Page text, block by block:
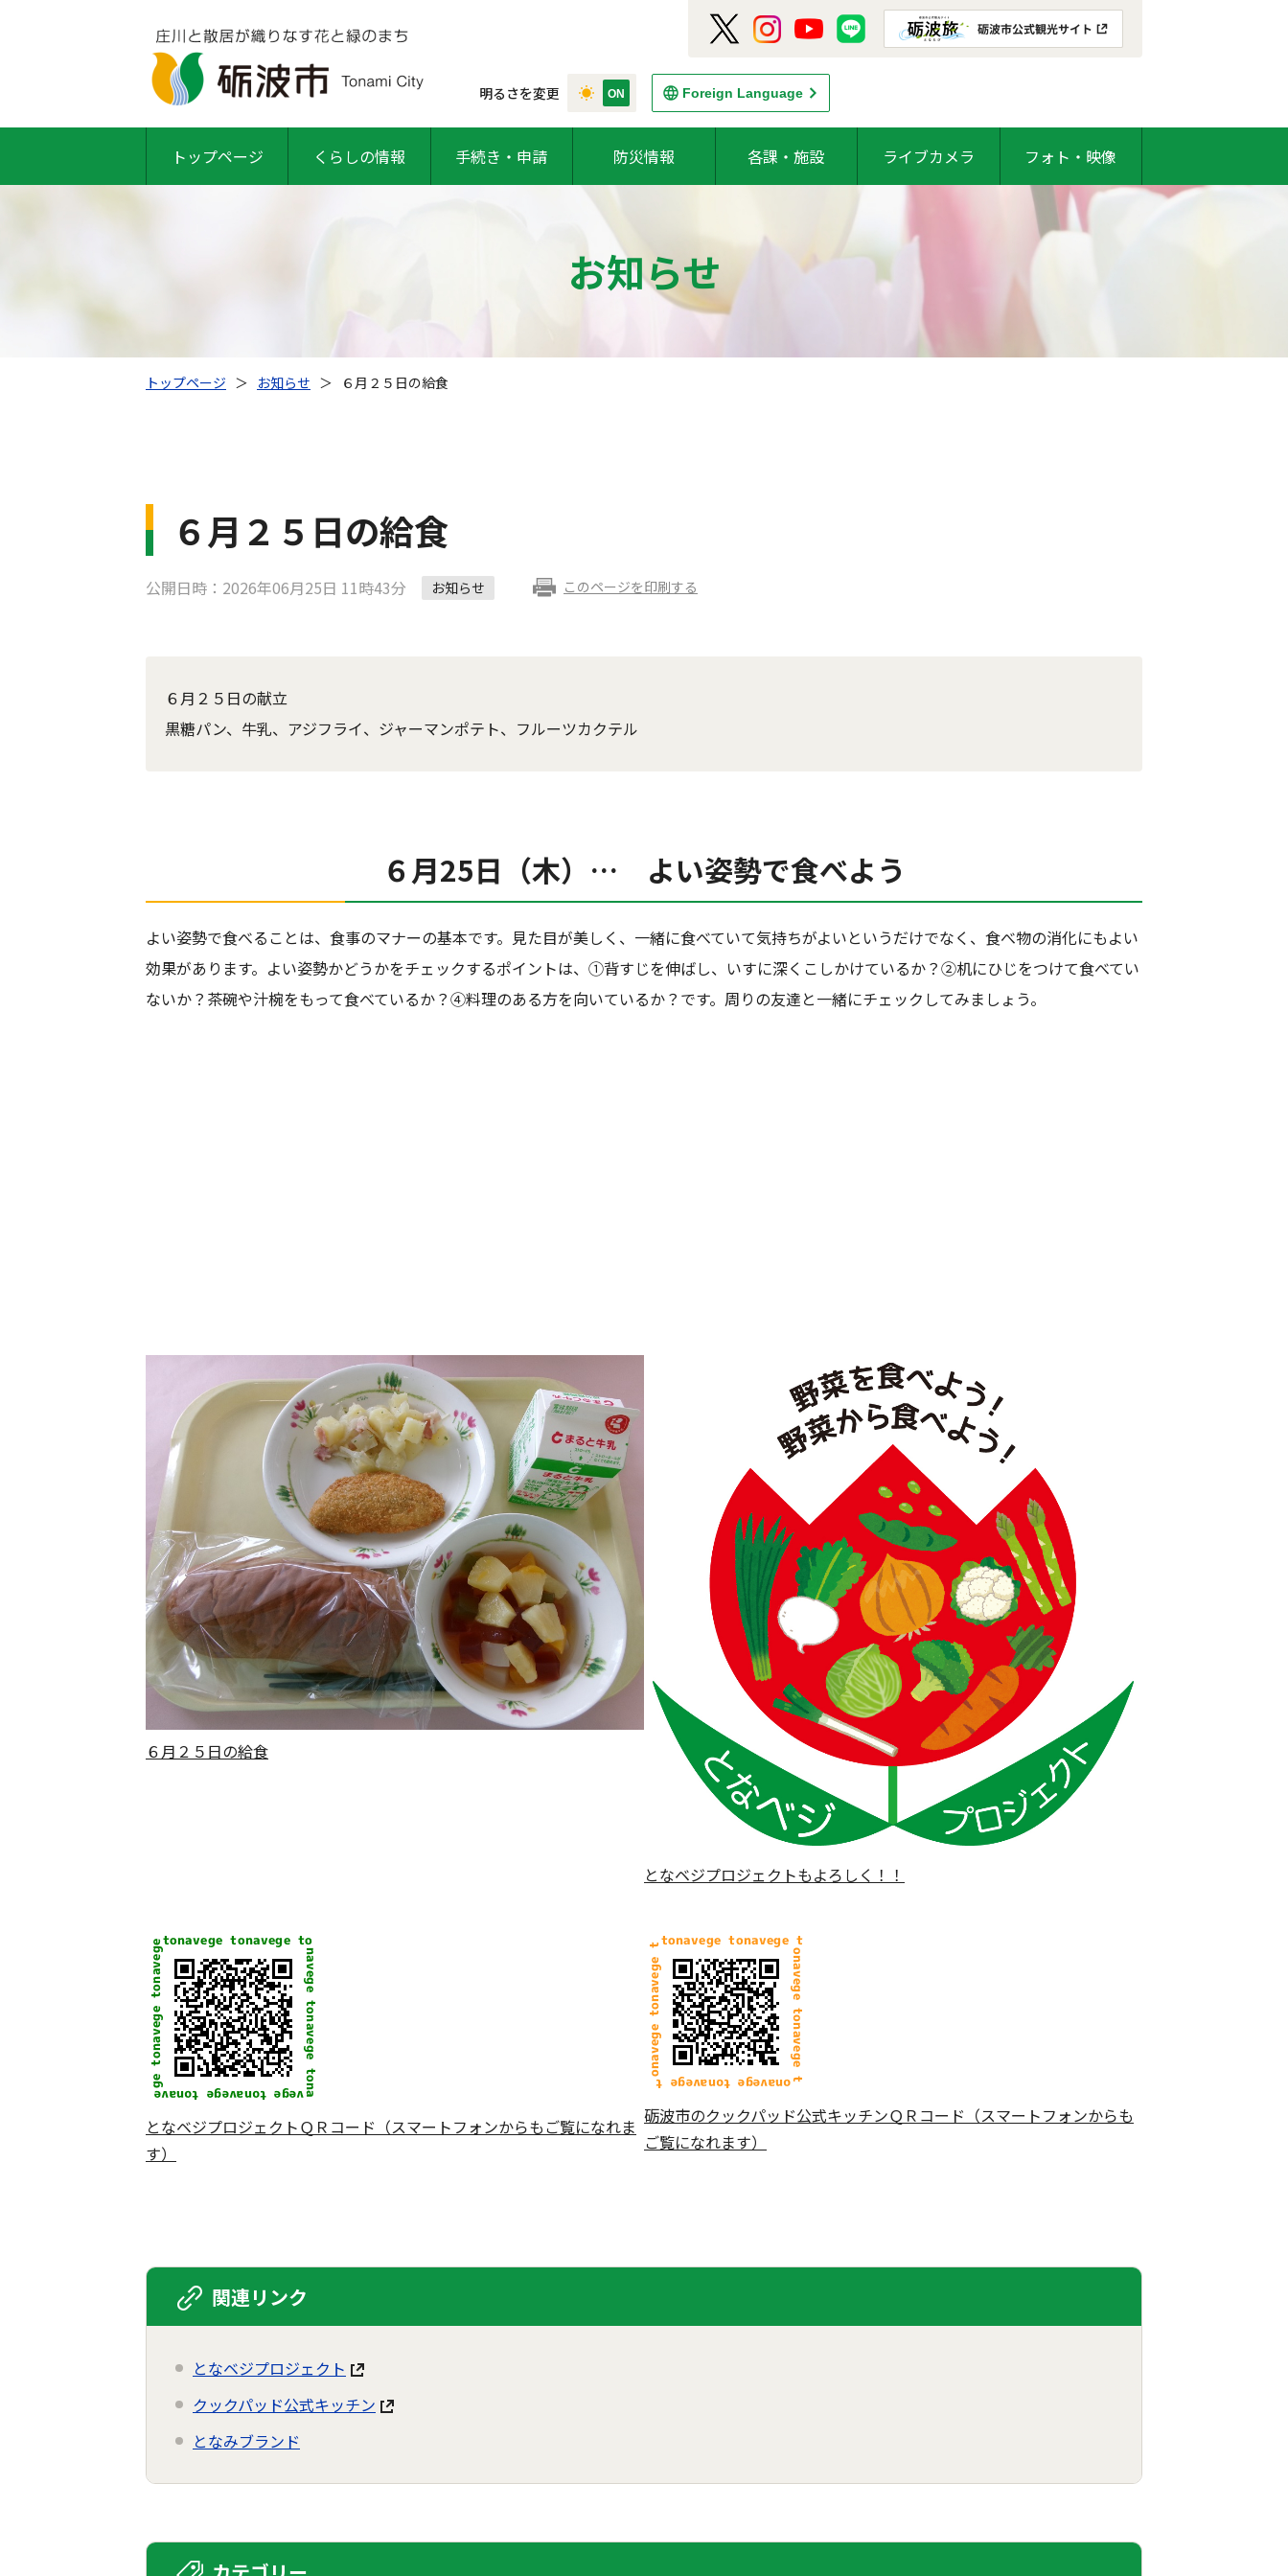
明るさを変更 Foreign Language
トップページ くらしの情報 手続き・申請 防災情報 各課・施設 ライブカメラ フォト・映像
お知らせ
トップページ ＞ お知らせ ＞ ６月２５日の給食
６月２５日の給食
公開日時：2026年06月25日 11時43分 お知らせ このページを印刷する
６月２５日の献立
黒糖パン、牛乳、アジフライ、ジャーマンポテト、フルーツカクテル
６月25日（木）… よい姿勢で食べよう
よい姿勢で食べることは、食事のマナーの基本です。見た目が美しく、一緒に食べていて気持ちがよいというだけでなく、食べ物の消化にもよい
効果があります。よい姿勢かどうかをチェックするポイントは、①背すじを伸ばし、いすに深くこしかけているか？②机にひじをつけて食べてい
ないか？茶碗や汁椀をもって食べているか？④料理のある方を向いているか？です。周りの友達と一緒にチェックしてみましょう。
６月２５日の給食
となベジプロジェクトもよろしく！！
となベジプロジェクトＱＲコード（スマートフォンからもご覧になれま
す）
砺波市のクックパッド公式キッチンＱＲコード（スマートフォンからも
ご覧になれます）
関連リンク
となベジプロジェクト
クックパッド公式キッチン
となみブランド